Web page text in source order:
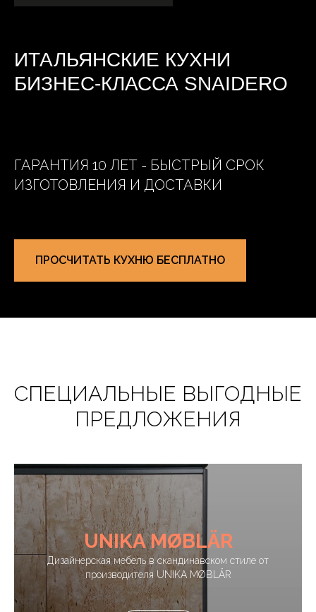
ИТАЛЬЯНСКИЕ КУХНИ
БИЗНЕС-КЛАССА SNAIDERO
ГАРАНТИЯ 10 ЛЕТ - БЫСТРЫЙ СРОК
ИЗГОТОВЛЕНИЯ И ДОСТАВКИ
ПРОСЧИТАТЬ КУХНЮ БЕСПЛАТНО
СПЕЦИАЛЬНЫЕ ВЫГОДНЫЕ
ПРЕДЛОЖЕНИЯ
UNIKA MØBLÄR
Дизайнерская мебель в скандинавском стиле от
производителя UNIKA MØBLÄR